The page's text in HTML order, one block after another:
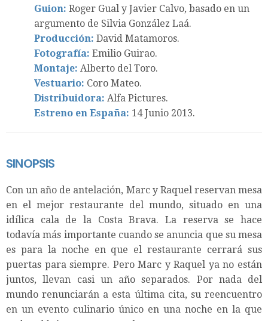
Guion: Roger Gual y Javier Calvo, basado en un
argumento de Silvia González Laá.
Producción: David Matamoros.
Fotografía: Emilio Guirao.
Montaje: Alberto del Toro.
Vestuario: Coro Mateo.
Distribuidora: Alfa Pictures.
Estreno en España: 14 Junio 2013.
SINOPSIS
Con un año de antelación, Marc y Raquel reservan mesa
en el mejor restaurante del mundo, situado en una
idílica cala de la Costa Brava. La reserva se hace
todavía más importante cuando se anuncia que su mesa
es para la noche en que el restaurante cerrará sus
puertas para siempre. Pero Marc y Raquel ya no están
juntos, llevan casi un año separados. Por nada del
mundo renunciarán a esta última cita, su reencuentro
en un evento culinario único en una noche en la que